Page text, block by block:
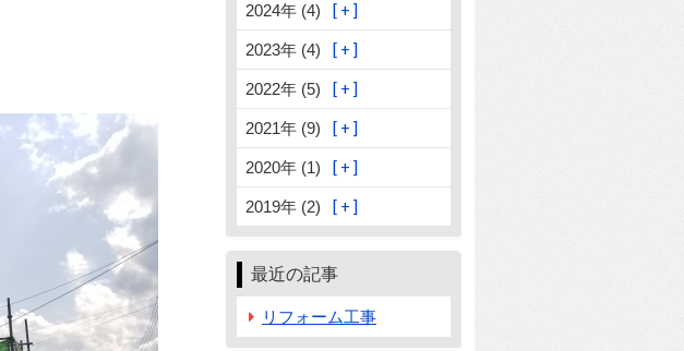
2024年 (4)
2023年 (4)
2022年 (5)
2021年 (9)
2020年 (1)
2019年 (2)
最近の記事
リフォーム工事